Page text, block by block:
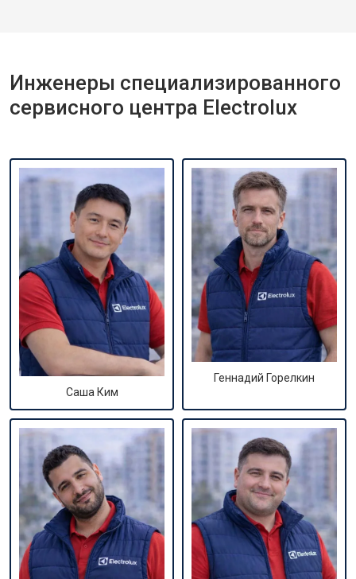
Инженеры специализированного
сервисного центра Electrolux
Саша Ким
Геннадий Горелкин